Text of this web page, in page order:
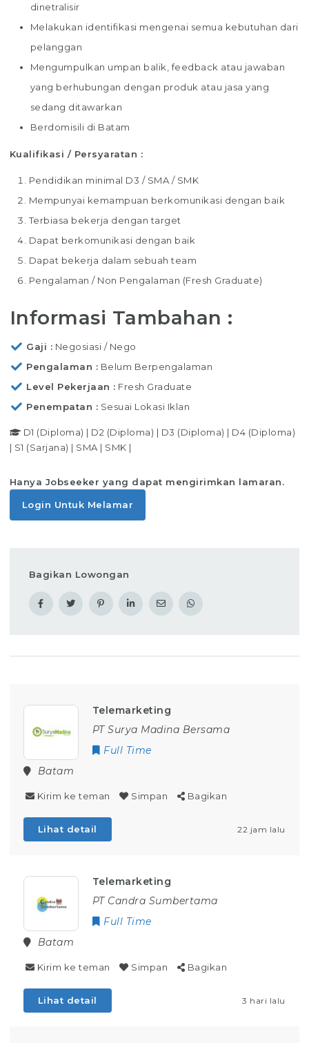
dinetralisir
Melakukan identifikasi mengenai semua kebutuhan dari
pelanggan
Mengumpulkan umpan balik, feedback atau jawaban
yang berhubungan dengan produk atau jasa yang
sedang ditawarkan
Berdomisili di Batam
Kualifikasi / Persyaratan :
Pendidikan minimal D3 / SMA / SMK
Mempunyai kemampuan berkomunikasi dengan baik
Terbiasa bekerja dengan target
Dapat berkomunikasi dengan baik
Dapat bekerja dalam sebuah team
Pengalaman / Non Pengalaman (Fresh Graduate)
Informasi Tambahan :
Gaji
Negosiasi / Nego
Pengalaman
Belum Berpengalaman
Level Pekerjaan
Fresh Graduate
Penempatan
Sesuai Lokasi Iklan
D1 (Diploma) | D2 (Diploma) | D3 (Diploma) | D4 (Diploma)
| S1 (Sarjana) | SMA | SMK |
Hanya Jobseeker yang dapat mengirimkan lamaran.
Login Untuk Melamar
Bagikan Lowongan
Telemarketing
PT Surya Madina Bersama
Full Time
Batam
Kirim ke teman Simpan Bagikan
Lihat detail 22 jam lalu
Telemarketing
PT Candra Sumbertama
Full Time
Batam
Kirim ke teman Simpan Bagikan
Lihat detail 3 hari lalu